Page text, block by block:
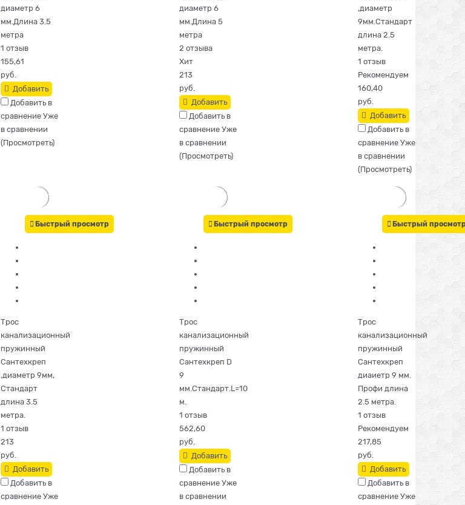
диаметр 6
мм.Длина 3.5
метра
1 отзыв
155,61
руб.
Добавить
Добавить в
сравнение Уже
в сравнении
(Просмотреть)
диаметр 6
мм.Длина 5
метра
2 отзыва
Хит
213
руб.
Добавить
Добавить в
сравнение Уже
в сравнении
(Просмотреть)
,диаметр
9мм.Стандарт
длина 2.5
метра.
1 отзыв
Рекомендуем
160,40
руб.
Добавить
Добавить в
сравнение Уже
в сравнении
(Просмотреть)
Быстрый просмотр
Трос
канализационный
пружинный
Сантехкреп
,диаметр 9мм,
Стандарт
длина 3.5
метра.
1 отзыв
213
руб.
Добавить
Добавить в
сравнение Уже
Быстрый просмотр
Трос
канализационный
пружинный
Сантехкреп D
9
мм.Стандарт.L=10
м.
1 отзыв
562,60
руб.
Добавить
Добавить в
сравнение Уже
в сравнении
Быстрый
Трос
канализационный
пружинный
Сантехкреп
диаиетр 9 мм.
Профи длина
2.5 метра.
1 отзыв
Рекомендуем
217,85
руб.
Добавить
Добавить в
сравнение Уже